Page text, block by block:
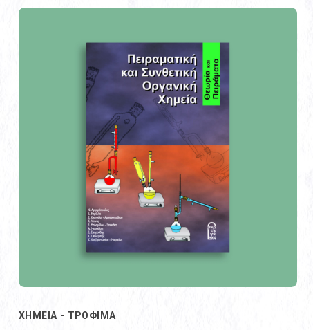
ΧΗΜΕΙΑ - ΤΡΟΦΙΜΑ